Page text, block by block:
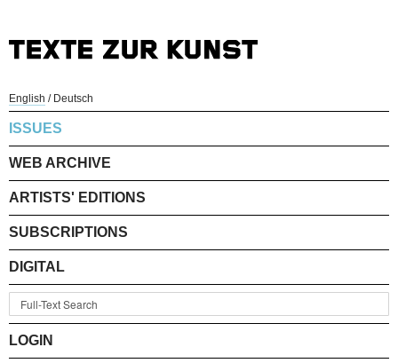
English / Deutsch
ISSUES
WEB ARCHIVE
ARTISTS' EDITIONS
SUBSCRIPTIONS
DIGITAL
LOGIN